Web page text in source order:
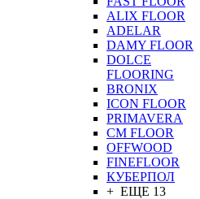
ALIX FLOOR
ADELAR
DAMY FLOOR
DOLCE
FLOORING
BRONIX
ICON FLOOR
PRIMAVERA
CM FLOOR
OFFWOOD
FINEFLOOR
КУБЕРПОЛ
+ ЕЩЕ 13